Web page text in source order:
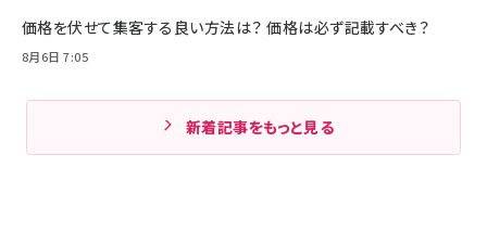
価格を伏せて集客する良い方法は？ 価格は必ず記載すべき？
8月6日 7:05
新着記事をもっと見る